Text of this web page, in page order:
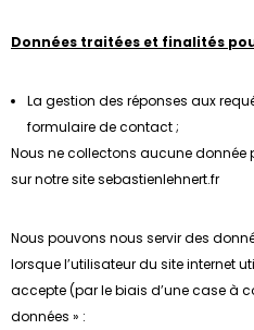
Données traitées et finalités
La gestion des réponses aux
formulaire de contact ;
Nous ne collectons aucune
sur notre site sebastienlehnert.fr
Nous pouvons nous servir des
lorsque l’utilisateur du site internet
accepte (par le biais d’une case à
données » :